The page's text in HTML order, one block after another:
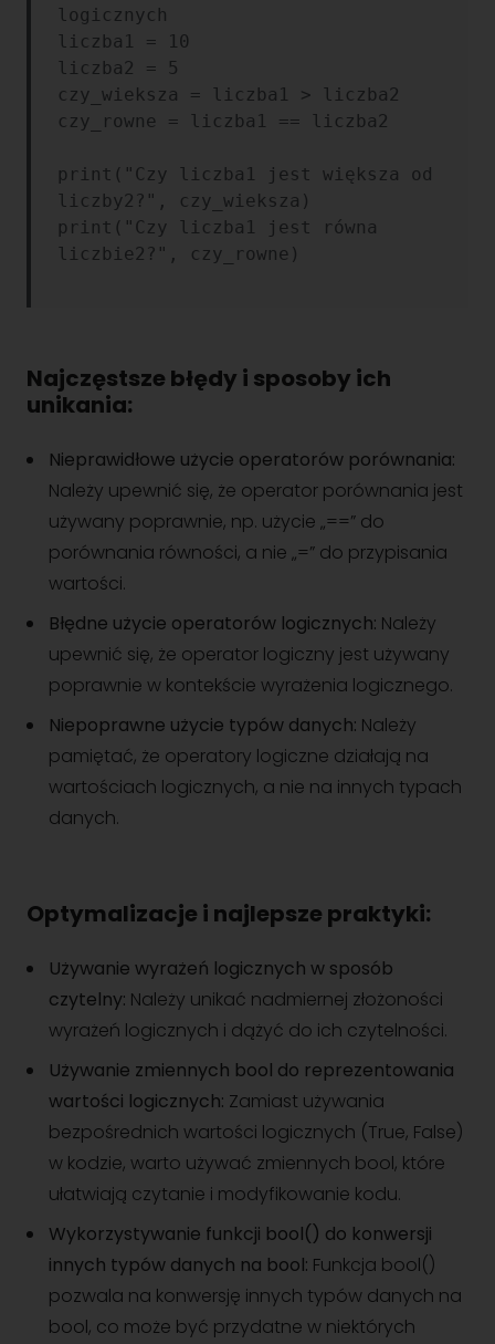
logicznych
liczba1 = 10
liczba2 = 5
czy_wieksza = liczba1 > liczba2
czy_rowne = liczba1 == liczba2
print("Czy liczba1 jest większa od
liczby2?", czy_wieksza)
print("Czy liczba1 jest równa
Najczęstsze błędy i sposoby ich
unikania:
Nieprawidłowe użycie operatorów porównania:
Należy upewnić się, że operator porównania jest
używany poprawnie, np. użycie „==” do
porównania równości, a nie „=” do przypisania
wartości.
Błędne użycie operatorów logicznych: Należy
upewnić się, że operator logiczny jest używany
poprawnie w kontekście wyrażenia logicznego.
Niepoprawne użycie typów danych: Należy
pamiętać, że operatory logiczne działają na
wartościach logicznych, a nie na innych typach
danych.
Optymalizacje i najlepsze praktyki:
Używanie wyrażeń logicznych w sposób
czytelny: Należy unikać nadmiernej złożoności
wyrażeń logicznych i dążyć do ich czytelności.
Używanie zmiennych bool do reprezentowania
wartości logicznych: Zamiast używania
bezpośrednich wartości logicznych (True, False)
w kodzie, warto używać zmiennych bool, które
ułatwiają czytanie i modyfikowanie kodu.
Wykorzystywanie funkcji bool() do konwersji
innych typów danych na bool: Funkcja bool()
pozwala na konwersję innych typów danych na
bool, co może być przydatne w niektórych